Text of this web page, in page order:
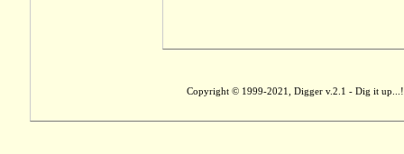
Copyright © 1999-2021, Digger v.2.1 - Dig it